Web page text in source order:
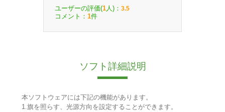
ユーザーの評価(1 人)： 3.5
コメント： 1件
ソフト詳細説明
本ソフトウェアには下記の機能があります。
1.旗を照らす、光源方向を設定することができます。